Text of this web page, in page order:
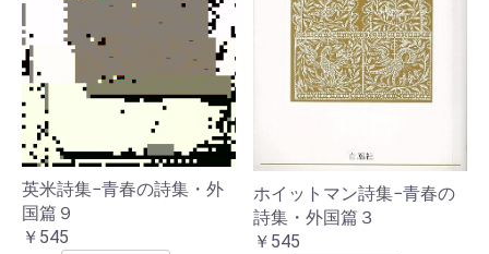
英米詩集−青春の詩集・外
国篇９
￥545
ホイットマン詩集−青春の
詩集・外国篇３
￥545